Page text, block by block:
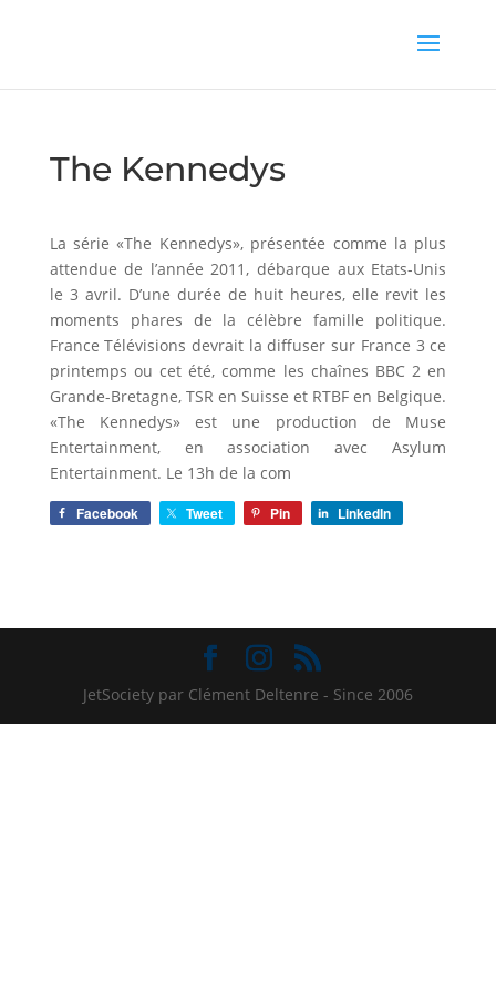
The Kennedys
La série «The Kennedys», présentée comme la plus
attendue de l’année 2011, débarque aux Etats-Unis
le 3 avril. D’une durée de huit heures, elle revit les
moments phares de la célèbre famille politique.
France Télévisions devrait la diffuser sur France 3 ce
printemps ou cet été, comme les chaînes BBC 2 en
Grande-Bretagne, TSR en Suisse et RTBF en Belgique.
«The Kennedys» est une production de Muse
Entertainment, en association avec Asylum
Entertainment. Le 13h de la com
Facebook Tweet Pin LinkedIn
JetSociety par Clément Deltenre - Since 2006